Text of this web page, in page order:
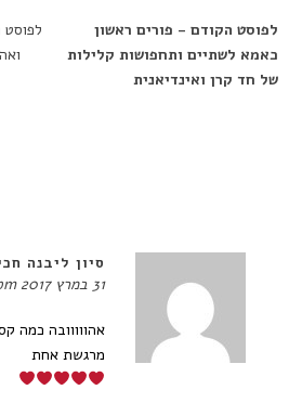
לפוסט הקודם - פורים ראשון
כאמא לשתיים ותחפושות קלילות
של חד קרן ואינדיאנית
סיון ליבנה
31 במרץ 2017 at 1:29 pm
אהווווובה כמה
מרגשת אחת